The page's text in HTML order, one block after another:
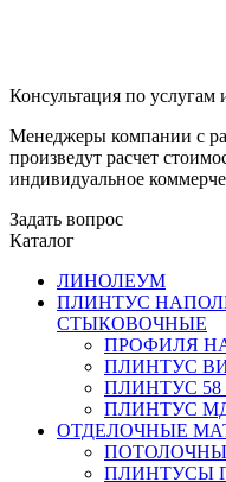
Консультация по услугам
Менеджеры компании с
произведут расчет
индивидуальное
Задать вопрос
Каталог
ЛИНОЛЕУМ
ПЛИНТУС
СТЫКОВОЧНЫЕ
ПРОФИЛЯ
ПЛИНТУС
ПЛИНТУС
ПЛИНТУС
ОТДЕЛОЧНЫЕ
ПЛИНТУСЫ